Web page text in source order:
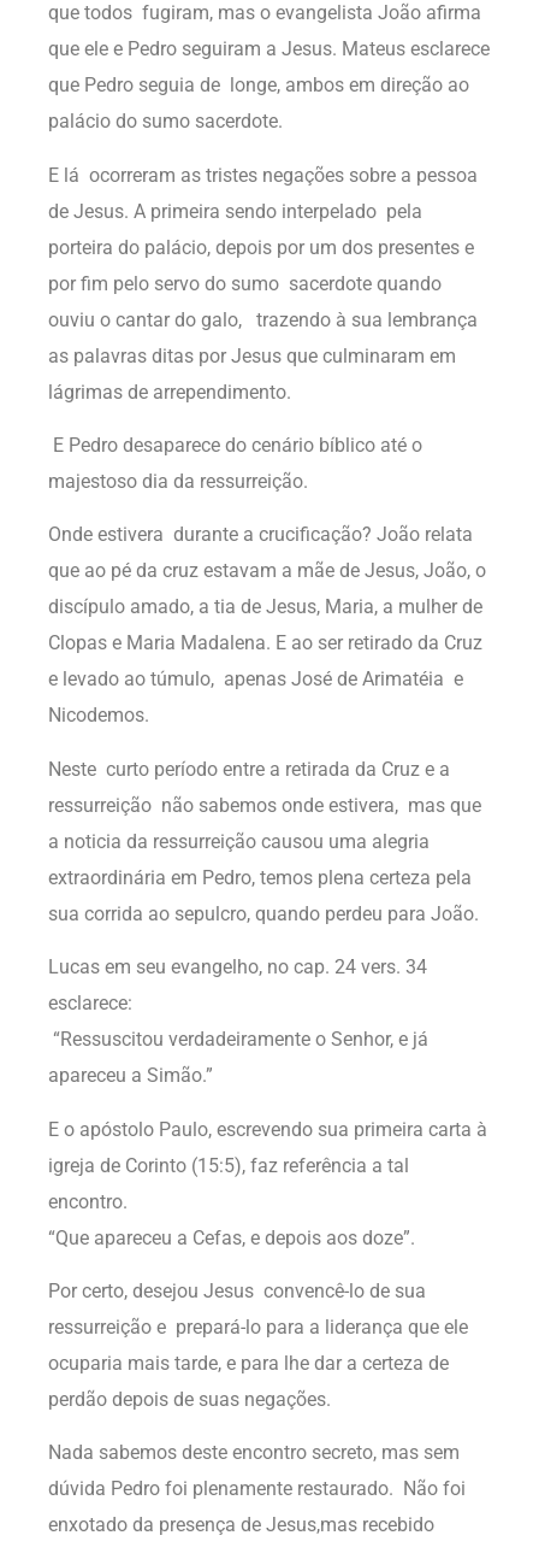
que todos fugiram, mas o evangelista João afirma
que ele e Pedro seguiram a Jesus. Mateus esclarece
que Pedro seguia de longe, ambos em direção ao
palácio do sumo sacerdote.
E lá ocorreram as tristes negações sobre a pessoa
de Jesus. A primeira sendo interpelado pela
porteira do palácio, depois por um dos presentes e
por fim pelo servo do sumo sacerdote quando
ouviu o cantar do galo, trazendo à sua lembrança
as palavras ditas por Jesus que culminaram em
lágrimas de arrependimento.
E Pedro desaparece do cenário bíblico até o
majestoso dia da ressurreição.
Onde estivera durante a crucificação? João relata
que ao pé da cruz estavam a mãe de Jesus, João, o
discípulo amado, a tia de Jesus, Maria, a mulher de
Clopas e Maria Madalena. E ao ser retirado da Cruz
e levado ao túmulo, apenas José de Arimatéia e
Nicodemos.
Neste curto período entre a retirada da Cruz e a
ressurreição não sabemos onde estivera, mas que
a noticia da ressurreição causou uma alegria
extraordinária em Pedro, temos plena certeza pela
sua corrida ao sepulcro, quando perdeu para João.
Lucas em seu evangelho, no cap. 24 vers. 34
esclarece:
“Ressuscitou verdadeiramente o Senhor, e já
apareceu a Simão.”
E o apóstolo Paulo, escrevendo sua primeira carta à
igreja de Corinto (15:5), faz referência a tal
encontro.
“Que apareceu a Cefas, e depois aos doze”.
Por certo, desejou Jesus convencê-lo de sua
ressurreição e prepará-lo para a liderança que ele
ocuparia mais tarde, e para lhe dar a certeza de
perdão depois de suas negações.
Nada sabemos deste encontro secreto, mas sem
dúvida Pedro foi plenamente restaurado. Não foi
enxotado da presença de Jesus,mas recebido